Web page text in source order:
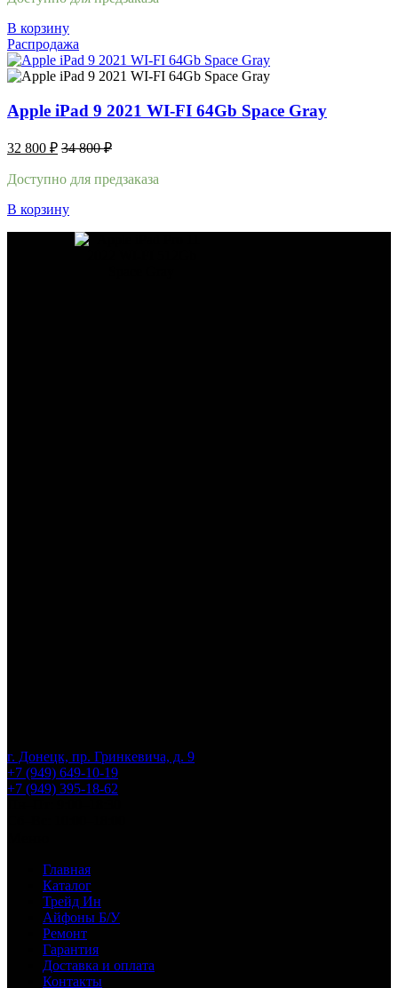
В корзину
Распродажа
Apple iPad 9 2021 WI-FI 64Gb Space Gray
32 800 ₽ 34 800₽
Доступно для предзаказа
В корзину
г. Донецк, пр. Гринкевича, д. 9
+7 (949) 649-10-19
+7 (949) 395-18-62
Главная
Каталог
Трейд Ин
Айфоны Б/У
Ремонт
Гарантия
Доставка и оплата
Контакты